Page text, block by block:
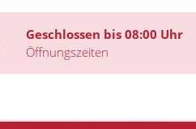
Geschlossen bis 08:00 Uhr
Öffnungszeiten